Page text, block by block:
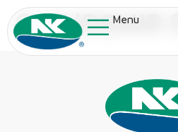
Menu
CLAUDEMIR